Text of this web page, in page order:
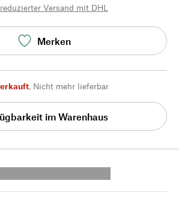
Versand mit DHL
Merken
, Nicht mehr lieferbar
im Warenhaus